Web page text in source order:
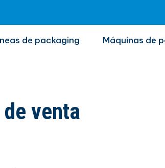
de packaging Máquinas de
venta